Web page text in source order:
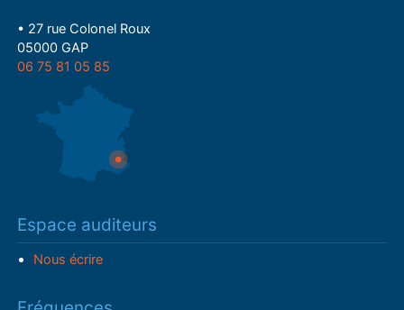
• 27 rue Colonel Roux
05000 GAP
06 75 81 05 85
Espace auditeurs
Nous écrire